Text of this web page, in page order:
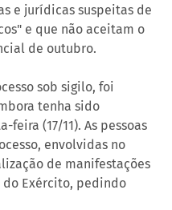
e jurídicas suspeitas de
e que não aceitam o
de outubro.
sob sigilo, foi
tenha sido
(17/11). As pessoas
envolvidas no
de manifestações
Exército, pedindo